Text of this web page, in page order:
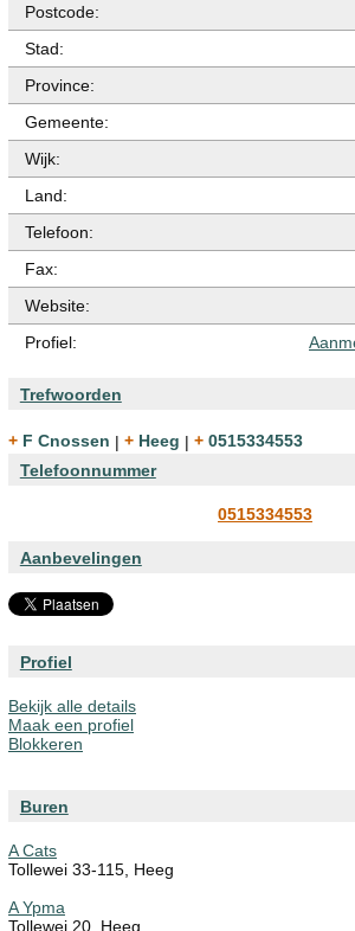
Postcode:
Stad:
Province:
Gemeente:
Wijk:
Land:
Telefoon:
Fax:
Website:
Profiel:
Trefwoorden
+ F Cnossen | + Heeg |
+ 0515334553
Telefoonnummer
0515334553
Aanbevelingen
Profiel
Bekijk alle details
Maak een profiel
Blokkeren
Buren
A Cats
Tollewei 33-115, Heeg
A Ypma
Tollewei 20, Heeg